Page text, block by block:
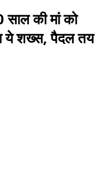
की मां को
ये शख्स, पैदल तय